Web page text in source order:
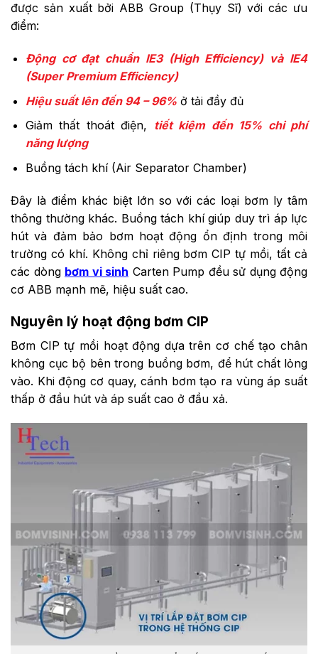
được sản xuất bởi ABB Group (Thụy Sĩ) với các ưu
điểm:
Động cơ đạt chuẩn IE3 (High Efficiency) và IE4
(Super Premium Efficiency)
Hiệu suất lên đến 94 – 96%ở tải đầy đủ
Giảm thất thoát điện,
tiết kiệm đến 15% chi phí
năng lượng
Buồng tách khí (Air Separator Chamber)
Đây là điểm khác biệt lớn so với các loại bơm ly tâm
thông thường khác. Buồng tách khí giúp duy trì áp lực
hút và đảm bảo bơm hoạt động ổn định trong môi
trường có khí. Không chỉ riêng bơm CIP tự mồi, tất cả
các dòng bơm vi sinh Carten Pump đều sử dụng động
cơ ABB mạnh mẽ, hiệu suất cao.
Nguyên lý hoạt động bơm CIP
Bơm CIP tự mồi hoạt động dựa trên cơ chế tạo chân
không cục bộ bên trong buồng bơm, để hút chất lỏng
vào. Khi động cơ quay, cánh bơm tạo ra vùng áp suất
thấp ở đầu hút và áp suất cao ở đầu xả.